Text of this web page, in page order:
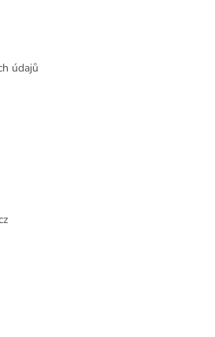
údajů